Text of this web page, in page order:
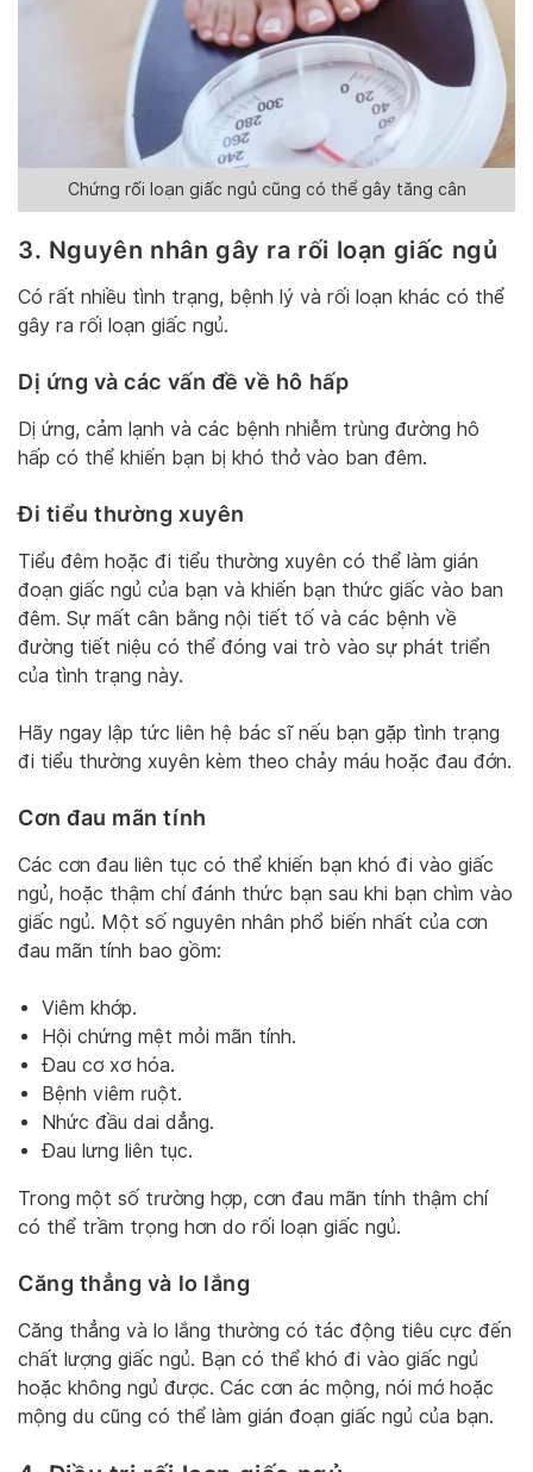
Chứng rối loạn giấc ngủ cũng có thể gây tăng cân
3. Nguyên nhân gây ra rối loạn giấc ngủ
Có rất nhiều tình trạng, bệnh lý và rối loạn khác có thể
gây ra rối loạn giấc ngủ.
Dị ứng và các vấn đề về hô hấp
Dị ứng, cảm lạnh và các bệnh nhiễm trùng đường hô
hấp có thể khiến bạn bị khó thở vào ban đêm.
Đi tiểu thường xuyên
Tiểu đêm hoặc đi tiểu thường xuyên có thể làm gián
đoạn giấc ngủ của bạn và khiến bạn thức giấc vào ban
đêm. Sự mất cân bằng nội tiết tố và các bệnh về
đường tiết niệu có thể đóng vai trò vào sự phát triển
của tình trạng này.
Hãy ngay lập tức liên hệ bác sĩ nếu bạn gặp tình trạng
đi tiểu thường xuyên kèm theo chảy máu hoặc đau đớn.
Cơn đau mãn tính
Các cơn đau liên tục có thể khiến bạn khó đi vào giấc
ngủ, hoặc thậm chí đánh thức bạn sau khi bạn chìm vào
giấc ngủ. Một số nguyên nhân phổ biến nhất của cơn
đau mãn tính bao gồm:
Viêm khớp.
Hội chứng mệt mỏi mãn tính.
Đau cơ xơ hóa.
Bệnh viêm ruột.
Nhức đầu dai dẳng.
Đau lưng liên tục.
Trong một số trường hợp, cơn đau mãn tính thậm chí
có thể trầm trọng hơn do rối loạn giấc ngủ.
Căng thẳng và lo lắng
Căng thẳng và lo lắng thường có tác động tiêu cực đến
chất lượng giấc ngủ. Bạn có thể khó đi vào giấc ngủ
hoặc không ngủ được. Các cơn ác mộng, nói mớ hoặc
mộng du cũng có thể làm gián đoạn giấc ngủ của bạn.